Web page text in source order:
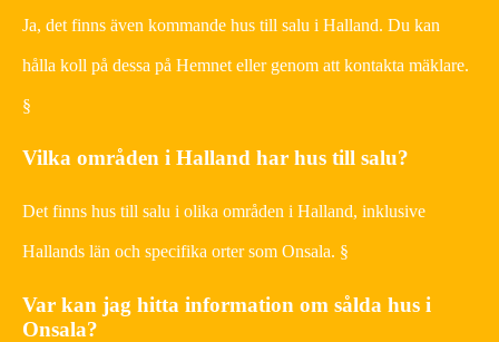
Ja, det finns även kommande hus till salu i Halland. Du kan
hålla koll på dessa på Hemnet eller genom att kontakta mäklare.
§
Vilka områden i Halland har hus till salu?
Det finns hus till salu i olika områden i Halland, inklusive
Hallands län och specifika orter som Onsala. §
Var kan jag hitta information om sålda hus i
Onsala?